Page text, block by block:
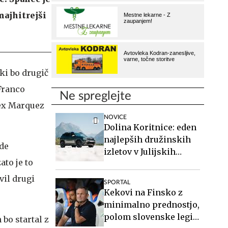
najhitrejši
bo drugič
Marquez
je to
drugi
bo startal z
Ne spreglejte
NOVICE
Dolina Koritnice: eden
najlepših družinskih
izletov v Julijskih
SPORTAL
Kekovi na Finsko z
minimalno prednostjo,
polom slovenske legije